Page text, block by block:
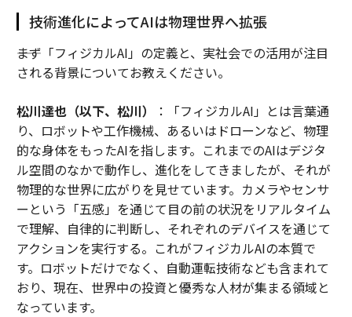
技術進化によってAIは物理世界へ拡張
――まず「フィジカルAI」の定義と、実社会での活用が注目
される背景についてお教えください。
松川達也（以下、松川）
：「フィジカルAI」とは言葉通
り、ロボットや工作機械、あるいはドローンなど、物理
的な身体をもったAIを指します。これまでのAIはデジタ
ル空間のなかで動作し、進化をしてきましたが、それが
物理的な世界に広がりを見せています。カメラやセンサ
ーという「五感」を通じて目の前の状況をリアルタイム
で理解、自律的に判断し、それぞれのデバイスを通じて
アクションを実行する。これがフィジカルAIの本質で
す。ロボットだけでなく、自動運転技術なども含まれて
おり、現在、世界中の投資と優秀な人材が集まる領域と
なっています。